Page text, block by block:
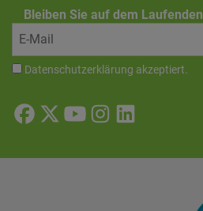
Bleiben Sie auf dem Laufenden
Datenschutzerklärung akzeptiert.